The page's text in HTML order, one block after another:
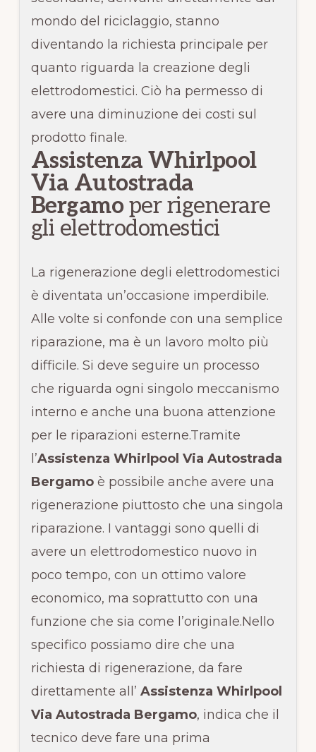
mondo del riciclaggio, stanno
diventando la richiesta principale per
quanto riguarda la creazione degli
elettrodomestici. Ciò ha permesso di
avere una diminuzione dei costi sul
prodotto finale.
Assistenza Whirlpool
Via Autostrada
Bergamoper rigenerare
gli elettrodomestici
La rigenerazione degli elettrodomestici
è diventata un’occasione imperdibile.
Alle volte si confonde con una semplice
riparazione, ma è un lavoro molto più
difficile. Si deve seguire un processo
che riguarda ogni singolo meccanismo
interno e anche una buona attenzione
per le riparazioni esterne.Tramite
l’Assistenza Whirlpool Via Autostrada
Bergamoè possibile anche avere una
rigenerazione piuttosto che una singola
riparazione. I vantaggi sono quelli di
avere un elettrodomestico nuovo in
poco tempo, con un ottimo valore
economico, ma soprattutto con una
funzione che sia come l’originale.Nello
specifico possiamo dire che una
richiesta di rigenerazione, da fare
direttamente all’ Assistenza Whirlpool
Via Autostrada Bergamo, indica che il
tecnico deve fare una prima